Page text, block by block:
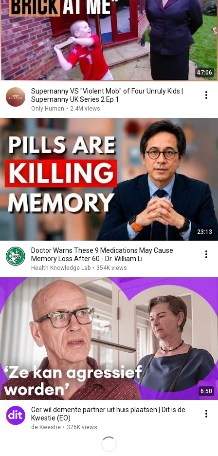
47:06
Supernanny VS "Violent Mob" of Four Unruly Kids |
Supernanny UK Series 2 Ep 1
Only Human • 2.4M views
23:13
Doctor Warns These 9 Medications May Cause
Memory Loss After 60 - Dr. William Li
Health Knowledge Lab • 354K views
6:50
Ger wil demente partner uit huis plaatsen | Dit is de
Kwestie (EO)
de Kwestie • 326K views